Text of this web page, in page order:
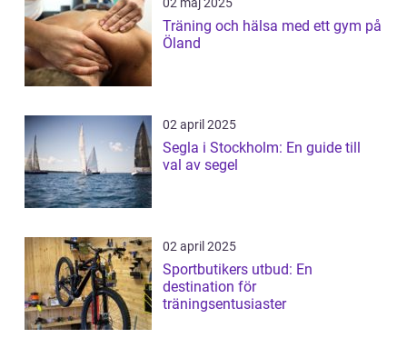
02 maj 2025
Träning och hälsa med ett gym på
Öland
02 april 2025
Segla i Stockholm: En guide till
val av segel
02 april 2025
Sportbutikers utbud: En
destination för
träningsentusiaster